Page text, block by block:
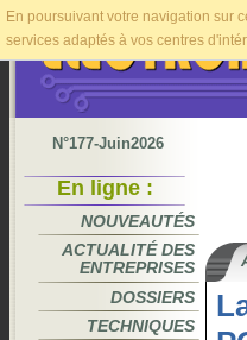
En poursuivant votre navigation sur
services adaptés à vos centres
N°177-Juin2026
En ligne :
NOUVEAUTÉS
ACTUALITÉ DES
ENTREPRISES
DOSSIERS
TECHNIQUES